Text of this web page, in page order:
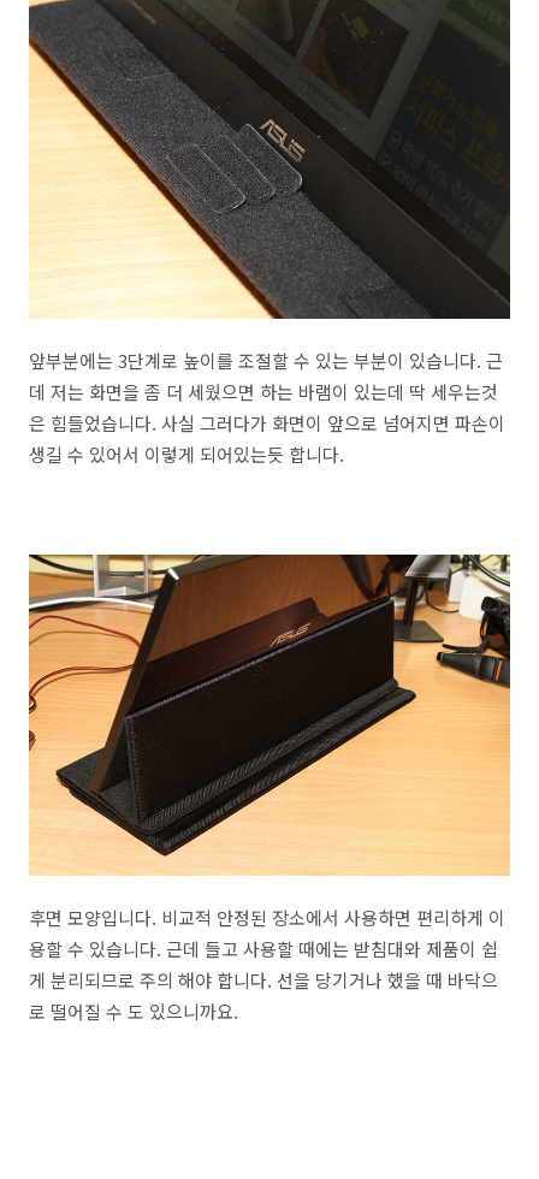
앞부분에는 3단계로 높이를 조절할 수 있는 부분이 있습니다. 근
데 저는 화면을 좀 더 세웠으면 하는 바램이 있는데 딱 세우는것
은 힘들었습니다. 사실 그러다가 화면이 앞으로 넘어지면 파손이
생길 수 있어서 이렇게 되어있는듯 합니다.
후면 모양입니다. 비교적 안정된 장소에서 사용하면 편리하게 이
용할 수 있습니다. 근데 들고 사용할 때에는 받침대와 제품이 쉽
게 분리되므로 주의 해야 합니다. 선을 당기거나 했을 때 바닥으
로 떨어질 수 도 있으니까요.